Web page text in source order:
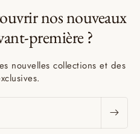
nos nouveaux
première ?
nouvelles collections et des